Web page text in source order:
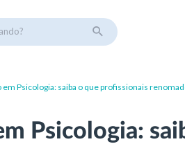
em Psicologia: saiba o que profissionais
Psicologia: